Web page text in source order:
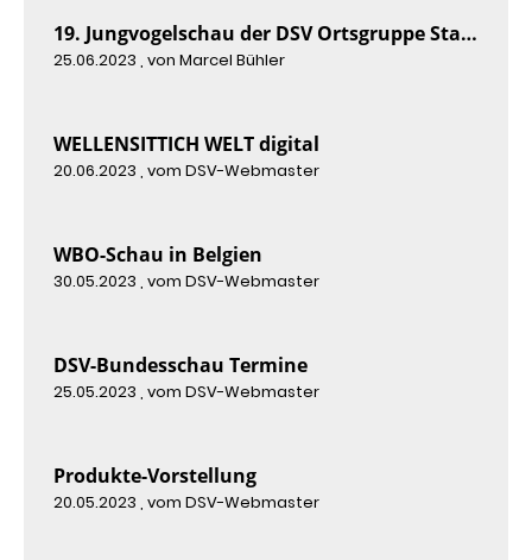
19. Jungvogelschau der DSV Ortsgruppe Stammtischfreunde Rhein-Erft 2023
25.06.2023 , von Marcel Bühler
WELLENSITTICH WELT digital
20.06.2023 , vom DSV-Webmaster
WBO-Schau in Belgien
30.05.2023 , vom DSV-Webmaster
DSV-Bundesschau Termine
25.05.2023 , vom DSV-Webmaster
Produkte-Vorstellung
20.05.2023 , vom DSV-Webmaster